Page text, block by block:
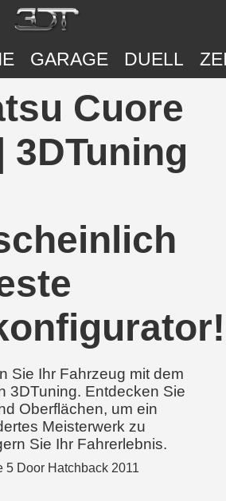
GARAGE DUELL
Cuore
3DTuning
Sie Ihr Fahrzeug mit dem
3DTuning. Entdecken Sie
Oberflächen, um ein
Meisterwerk zu
Sie Ihr Fahrerlebnis.